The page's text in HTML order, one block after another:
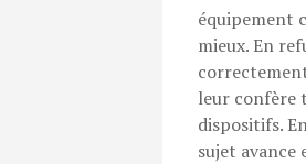
équipement
mieux. En
leur confère
dispositifs.
sujet avance